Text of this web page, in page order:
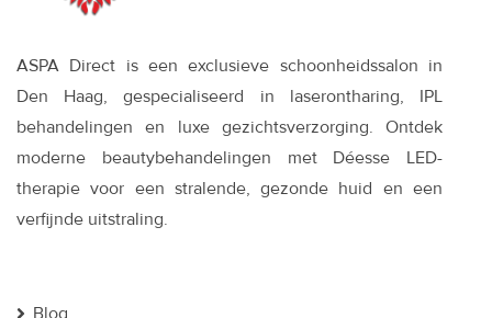
ASPA Direct is een exclusieve schoonheidssalon in
Den Haag, gespecialiseerd in laserontharing, IPL
behandelingen en luxe gezichtsverzorging. Ontdek
moderne beautybehandelingen met Déesse LED-
therapie voor een stralende, gezonde huid en een
verfijnde uitstraling.